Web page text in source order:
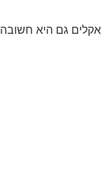
אקלים גם היא חשובה